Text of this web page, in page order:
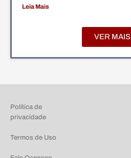
Leia Mais
VER MAIS
Política de
privacidade
Termos de Uso